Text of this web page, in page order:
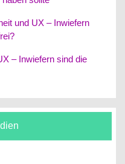
und UX – Inwiefern
– Inwiefern sind die